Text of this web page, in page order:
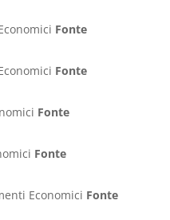
Fonte
Fonte
Fonte
Fonte
Economici Fonte